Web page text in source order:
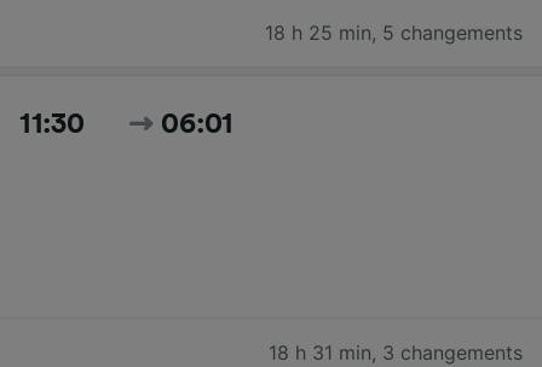
18 h 25 min, 5 changements
11:30 06:01
18 h 31 min, 3 changements